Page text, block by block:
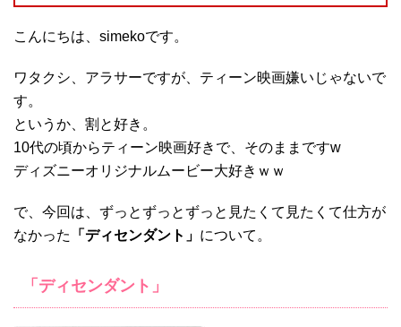
こんにちは、simekoです。
ワタクシ、アラサーですが、ティーン映画嫌いじゃないで
す。
というか、割と好き。
10代の頃からティーン映画好きで、そのままですw
ディズニーオリジナルムービー大好きｗｗ
で、今回は、ずっとずっとずっと見たくて見たくて仕方が
なかった
「ディセンダント」 について。
「ディセンダント」